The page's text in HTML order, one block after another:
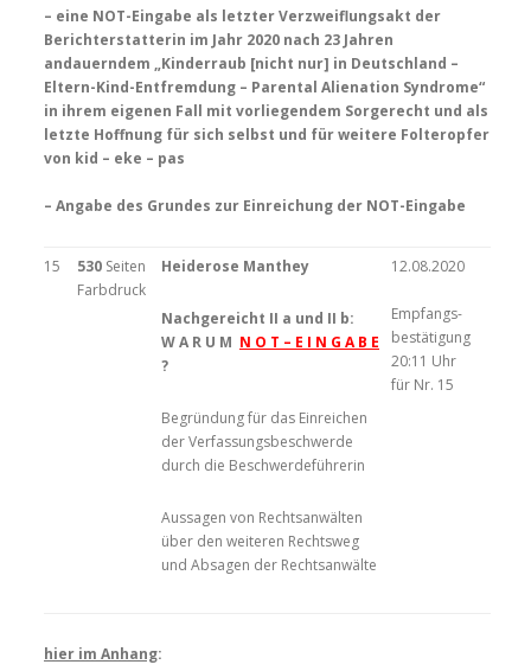
– eine NOT-Eingabe als letzter Verzweiflungsakt der
Berichterstatterin im Jahr 2020 nach 23 Jahren
andauerndem „Kinderraub [nicht nur] in Deutschland –
Eltern-Kind-Entfremdung – Parental Alienation Syndrome“
in ihrem eigenen Fall mit vorliegendem Sorgerecht und als
letzte Hoffnung für sich selbst und für weitere Folteropfer
von kid – eke – pas
– Angabe des Grundes zur Einreichung der NOT-Eingabe
15 530 Seiten
Farbdruck
Heiderose Manthey
Nachgereicht II a und II b:
W A R U M N O T – E I N G A B E
?
Begründung für das Einreichen
der Verfassungsbeschwerde
durch die Beschwerdeführerin
Aussagen von Rechtsanwälten
über den weiteren Rechtsweg
und Absagen der Rechtsanwälte
12.08.2020
Empfangs­
bestätigung
20:11 Uhr
für Nr. 15
hier im Anhang: